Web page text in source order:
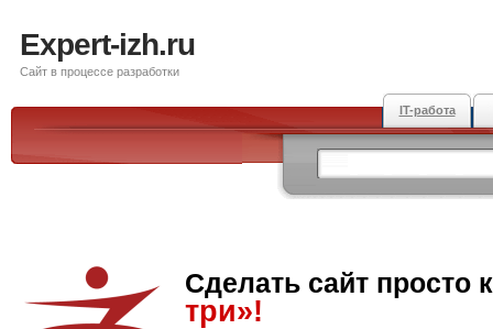
Expert-izh.ru
Сайт в процессе разработки
IT-работа
Сделать сайт просто
три»!